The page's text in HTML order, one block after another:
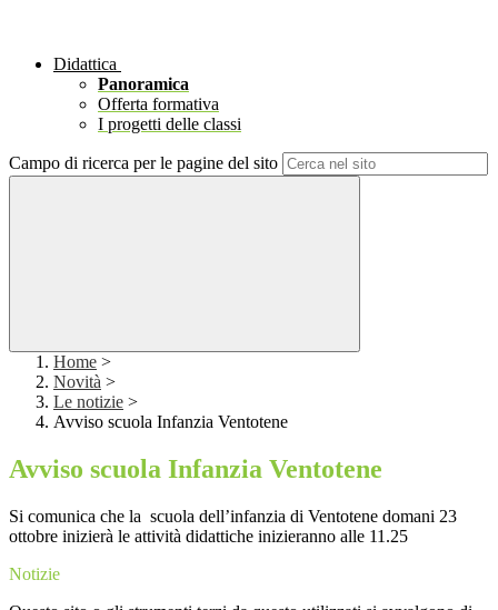
Didattica
Panoramica
Offerta formativa
I progetti delle classi
Campo di ricerca per le pagine del sito
Home >
Novità >
Le notizie >
Avviso scuola Infanzia Ventotene
Avviso scuola Infanzia Ventotene
Si comunica che la scuola dell’infanzia di Ventotene domani 23
ottobre inizierà le attività didattiche inizieranno alle 11.25
Notizie